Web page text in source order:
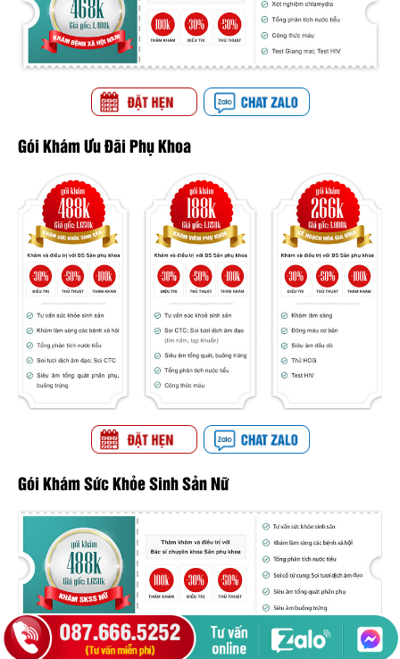
Gói Khám Ưu Đãi Phụ Khoa
Gói Khám Sức Khỏe Sinh Sản Nữ